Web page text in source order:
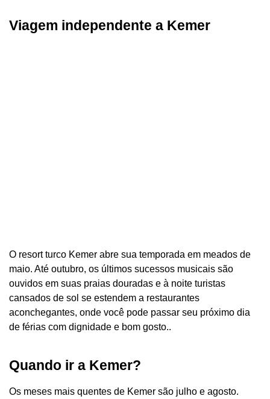
Viagem independente a Kemer
O resort turco Kemer abre sua temporada em meados de
maio. Até outubro, os últimos sucessos musicais são
ouvidos em suas praias douradas e à noite turistas
cansados ​​de sol se estendem a restaurantes
aconchegantes, onde você pode passar seu próximo dia
de férias com dignidade e bom gosto..
Quando ir a Kemer?
Os meses mais quentes de Kemer são julho e agosto.